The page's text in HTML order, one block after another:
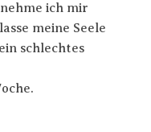
ich mir
meine Seele
schlechtes